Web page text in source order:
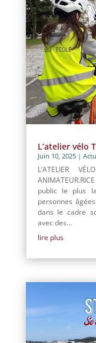
L’atelier vélo
Juin 10, 2025|
L’ATELIER
public le plus
personnes
dans le cadre
avec des...
lire plus